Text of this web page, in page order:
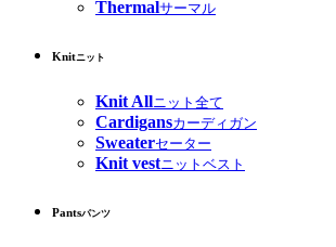
Thermalサーマル
Knitニット
Knit Allニット全て
Cardigansカーディガン
Sweaterセーター
Knit vestニットベスト
Pantsパンツ